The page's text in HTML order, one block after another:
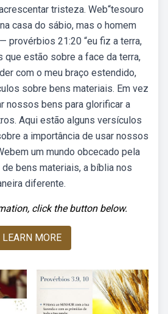
tristeza. Web“tesouro
casa do sábio, mas o homem
provérbios 21:20 “eu fiz a terra,
que estão sobre a face da terra,
com o meu braço estendido,
sobre bens materiais. Em vez
nossos bens para glorificar a
Aqui estão alguns versículos
a importância de usar nossos
um mundo obcecado pela
bens materiais, a bíblia nos
diferente.
click the button below.
LEARN MORE